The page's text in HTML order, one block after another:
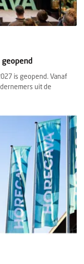
is geopend. Vanaf
uit de